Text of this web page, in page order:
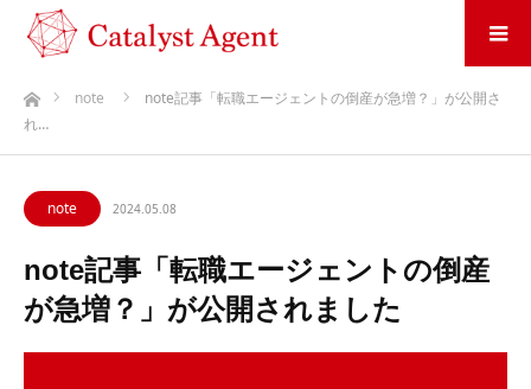
ホームnote
note記事「転職エージェントの倒産が急増？」が公開さ
れ…
note 2024.05.08
note記事「転職エージェントの倒産
が急増？」が公開されました